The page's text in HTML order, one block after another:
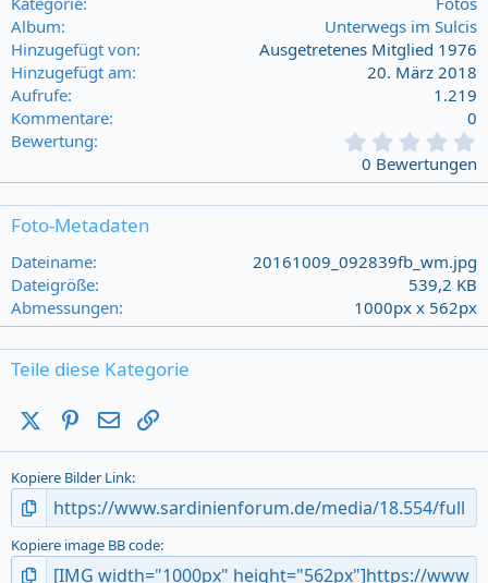
Album
Unterwegs im Sulcis
Hinzugefügt von
Ausgetretenes Mitglied 1976
Hinzugefügt am
20. März 2018
Aufrufe
1.219
Kommentare
0
Bewertung
0
0
s
0 Bewertungen
Foto-Metadaten
Dateiname
20161009_092839fb_wm.jpg
Dateigröße
539,2 KB
Abmessungen
1000px x 562px
Teile diese Kategorie
X (Twitter)Pinterest
E-Mail
Kopiere Bilder Link
Kopiere image BB code